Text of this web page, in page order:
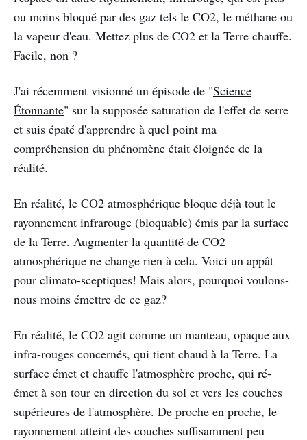
ou moins bloqué par des gaz tels le CO2, le méthane ou
la vapeur d'eau. Mettez plus de CO2 et la Terre chauffe.
Facile, non ?
J'ai récemment visionné un épisode de "Science
Étonnante" sur la supposée saturation de l'effet de serre
et suis épaté d'apprendre à quel point ma
compréhension du phénomène était éloignée de la
réalité.
En réalité, le CO2 atmosphérique bloque déjà tout le
rayonnement infrarouge (bloquable) émis par la surface
de la Terre. Augmenter la quantité de CO2
atmosphérique ne change rien à cela. Voici un appât
pour climato-sceptiques! Mais alors, pourquoi voulons-
nous moins émettre de ce gaz?
En réalité, le CO2 agit comme un manteau, opaque aux
infra-rouges concernés, qui tient chaud à la Terre. La
surface émet et chauffe l'atmosphère proche, qui ré-
émet à son tour en direction du sol et vers les couches
supérieures de l'atmosphère. De proche en proche, le
rayonnement atteint des couches suffisamment peu